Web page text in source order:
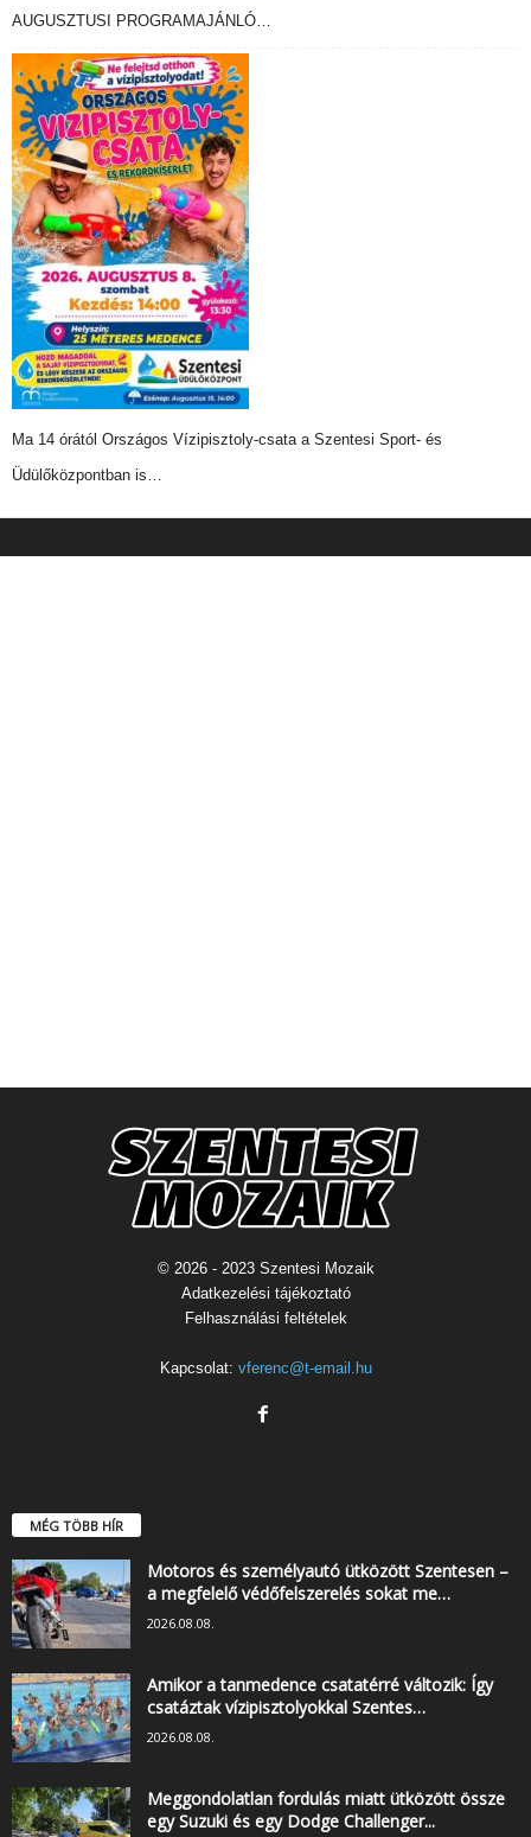
AUGUSZTUSI PROGRAMAJÁNLÓ…
Ma 14 órától Országos Vízipisztoly-csata a Szentesi Sport- és
Üdülőközpontban is…
© 2026 - 2023 Szentesi Mozaik
Adatkezelési tájékoztató
Felhasználási feltételek
Kapcsolat: vferenc@t-email.hu
MÉG TÖBB HÍR
Motoros és személyautó ütközött Szentesen –
a megfelelő védőfelszerelés sokat me…
2026.08.08.
Amikor a tanmedence csatatérré változik: Így
csatáztak vízipisztolyokkal Szentes…
2026.08.08.
Meggondolatlan fordulás miatt ütközött össze
egy Suzuki és egy Dodge Challenger...